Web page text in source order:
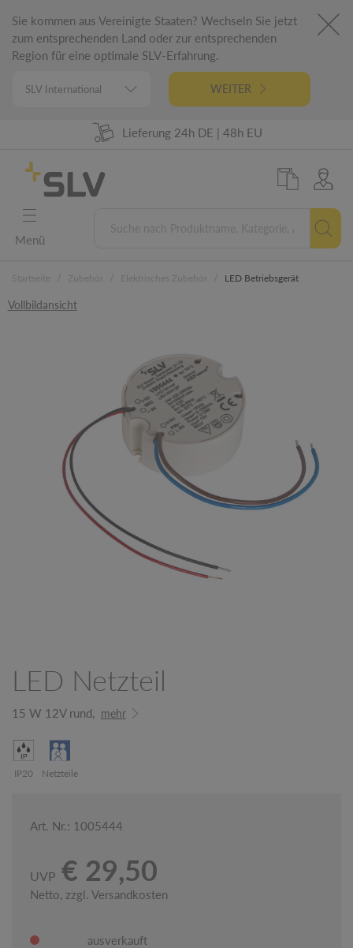
Sie kommen aus Vereinigte Staaten? Wechseln Sie jetzt
zum entsprechenden Land oder zur entsprechenden
Region für eine optimale SLV-Erfahrung.
WEITER
98% Warenverfügbarkeit
Lieferung 24h DE | 48h EU
5 Jahre Garantie
German Engineering
Menü
LED Betriebsgerät
Vollbildansicht
LED Netzteil
15 W 12V rund, mehr
IP20 Netzteile
Art. Nr.: 1005444
UVP € 29,50
Netto, zzgl. Versandkosten
ausverkauft